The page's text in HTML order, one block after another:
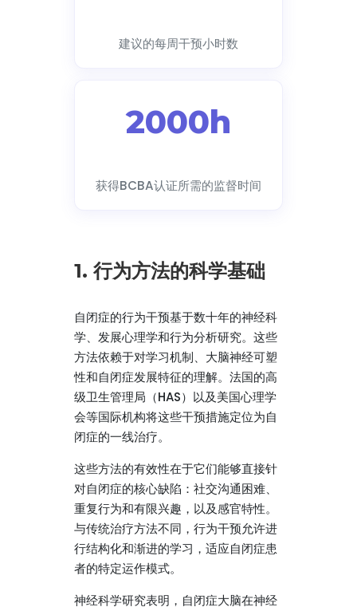
建议的每周干预小时数
2000h
获得BCBA认证所需的监督时间
1. 行为方法的科学基础
自闭症的行为干预基于数十年的神经科
学、发展心理学和行为分析研究。这些
方法依赖于对学习机制、大脑神经可塑
性和自闭症发展特征的理解。法国的高
级卫生管理局（HAS）以及美国心理学
会等国际机构将这些干预措施定位为自
闭症的一线治疗。
这些方法的有效性在于它们能够直接针
对自闭症的核心缺陷：社交沟通困难、
重复行为和有限兴趣，以及感官特性。
与传统治疗方法不同，行为干预允许进
行结构化和渐进的学习，适应自闭症患
者的特定运作模式。
神经科学研究表明，自闭症大脑在神经